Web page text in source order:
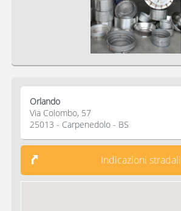
Orlando
Via Colombo, 57
25013 - Carpenedolo - BS
Indicazioni stradali